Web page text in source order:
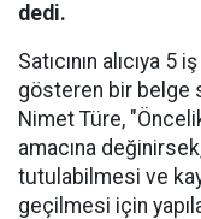
dedi.
Satıcının alıcıya 5
gösteren bir belge
Nimet Türe,
amacına
tutulabilmesi ve
geçilmesi için